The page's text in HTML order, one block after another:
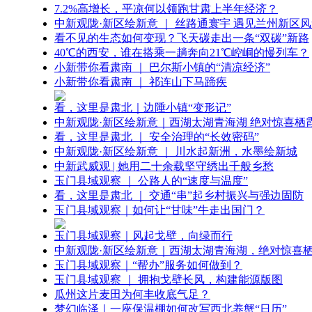
7.2%高增长，平凉何以领跑甘肃上半年经济？
中新观陇·新区绘新意 ｜ 丝路通寰宇 遇见兰州新区
看不见的生态如何变现？飞天碳走出一条“双碳”新路
40℃的西安，谁在搭乘一趟奔向21℃崆峒的慢列车？
小新带你看肃南 ｜ 巴尔斯小镇的“清凉经济”
小新带你看肃南 ｜ 祁连山下马蹄疾
看，这里是肃北｜边陲小镇“变形记”
中新观陇·新区绘新意｜西湖太湖青海湖 绝对惊喜栖
看，这里是肃北 ｜ 安全治理的“长效密码”
中新观陇·新区绘新意 ｜ 川水起新洲，水墨绘新城
中新武威观 | 她用二十余载坚守绣出千般乡愁
玉门县域观察 ｜ 公路人的“速度与温度”
看，这里是肃北 ｜ 交通“串”起乡村振兴与强边固防
玉门县域观察｜如何让“甘味”牛走出国门？
玉门县域观察｜风起戈壁，向绿而行
中新观陇·新区绘新意｜西湖太湖青海湖，绝对惊喜
玉门县域观察｜“帮办”服务如何做到？
玉门县域观察 ｜ 拥抱戈壁长风，构建能源版图
瓜州这片麦田为何丰收底气足？
梦幻临泽｜一座保温棚如何改写西北养蟹“日历”